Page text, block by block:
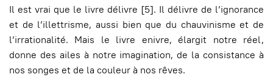
Il est vrai que le livre délivre [5]. Il délivre de l’ignorance
et de l’illettrisme, aussi bien que du chauvinisme et de
l’irrationalité. Mais le livre enivre, élargit notre réel,
donne des ailes à notre imagination, de la consistance à
nos songes et de la couleur à nos rêves.